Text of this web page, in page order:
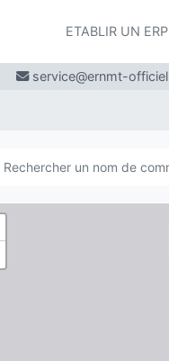
ETABLIR UN
service@ernmt-